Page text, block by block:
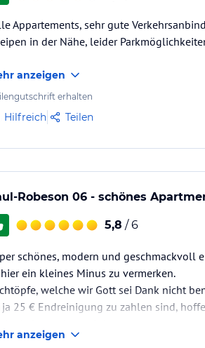
Appartements, sehr gute
in der Nähe, leider
anzeigen
erhalten
Hilfreich Teilen
Robeson 06 - schönes
5,8 / 6
schönes, modern und geschmackvoll
ein kleines Minus zu vermerken.
welche wir Gott sei Dank nicht
ja 25 € Endreinigung zu zahlen sind,
waren vorhanden. Für zwei
anzeigen